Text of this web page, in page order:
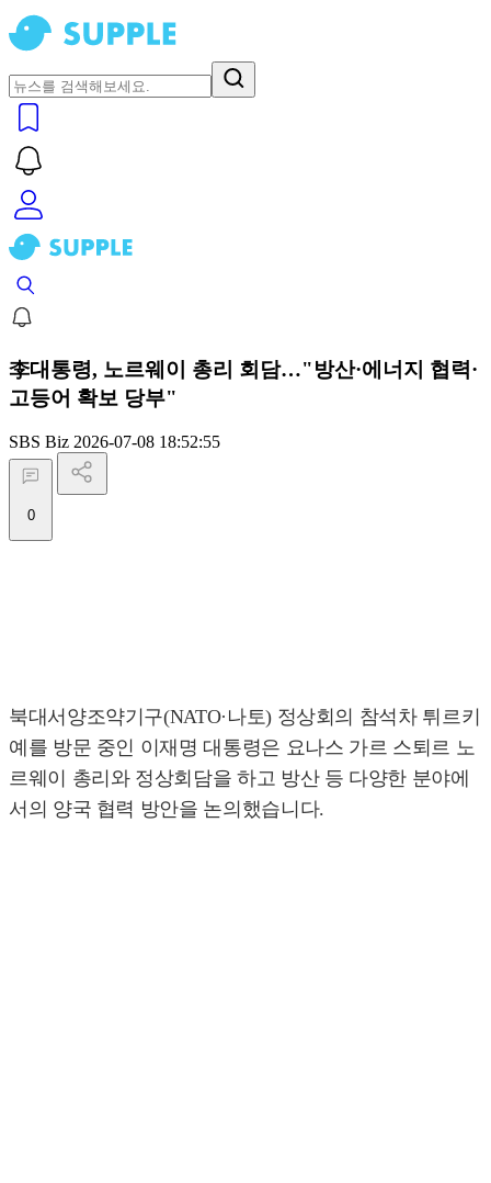
李대통령, 노르웨이 총리 회담…"방산·에너지 협력·
고등어 확보 당부"
SBS Biz 2026-07-08 18:52:55
0
북대서양조약기구(NATO·나토) 정상회의 참석차 튀르키
예를 방문 중인 이재명 대통령은 요나스 가르 스퇴르 노
르웨이 총리와 정상회담을 하고 방산 등 다양한 분야에
서의 양국 협력 방안을 논의했습니다.